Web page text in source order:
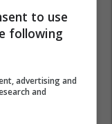
to use
following
advertising and
and